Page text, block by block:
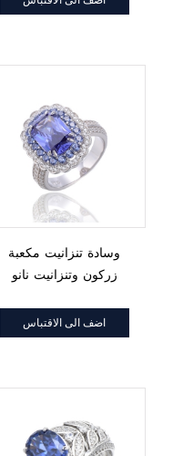
وسادة تنزانيت مكعبة
زركون وتنزانيت نانو
اضف الى الاقتباس